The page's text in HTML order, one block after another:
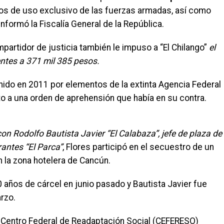
de uso exclusivo de las fuerzas armadas, así como
la Fiscalía General de la República.
de justicia también le impuso a “El Chilango” el
a 371 mil 385 pesos.
en 2011 por elementos de la extinta Agencia Federal
a una orden de aprehensión que había en su contra.
Rodolfo Bautista Javier “El Calabaza”, jefe de plaza de
“El Parca”, Flores participó en el secuestro de un
la zona hotelera de Cancún.
de cárcel en junio pasado y Bautista Javier fue
Federal de Readaptación Social (CEFERESO)